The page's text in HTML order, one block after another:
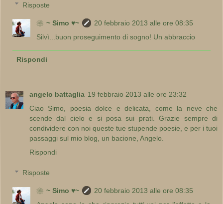
Risposte
❀~ Simo ♥~
20 febbraio 2013 alle ore 08:35
Silvì...buon proseguimento di sogno! Un abbraccio
Rispondi
angelo battaglia 19 febbraio 2013 alle ore 23:32
Ciao Simo, poesia dolce e delicata, come la neve che
scende dal cielo e si posa sui prati. Grazie sempre di
condividere con noi queste tue stupende poesie, e per i tuoi
passaggi sul mio blog, un bacione, Angelo.
Rispondi
Risposte
❀~ Simo ♥~
20 febbraio 2013 alle ore 08:35